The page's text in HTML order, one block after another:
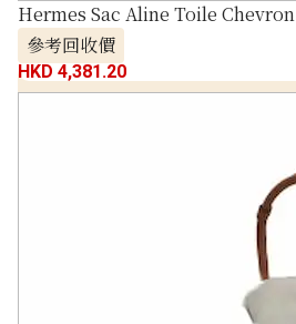
Hermes Sac Aline Toile Chevron
參考回收價
HKD 4,381.20